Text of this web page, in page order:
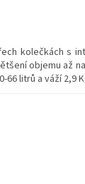
kolečkách s
objemu až
66 litrů a váží 2,9